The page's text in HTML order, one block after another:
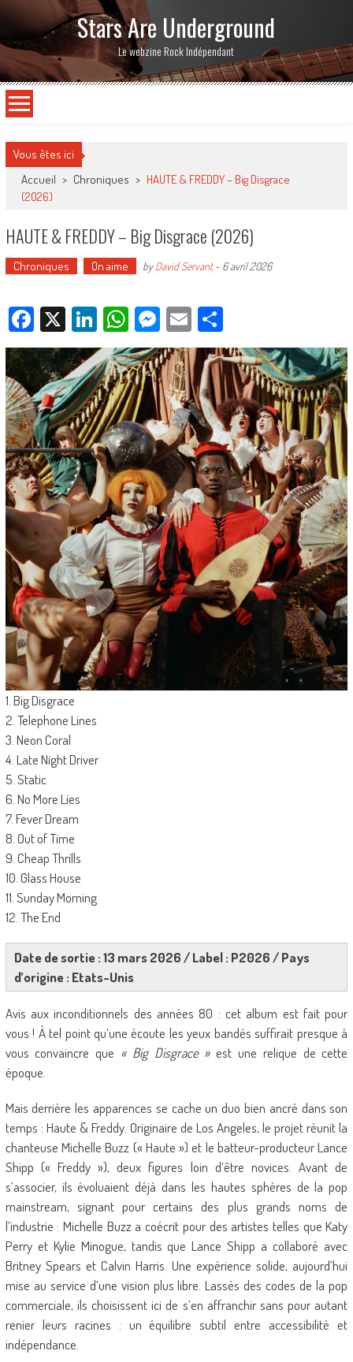
Stars Are Underground
Le webzine Rock Indépendant
Vous êtes ici
Accueil > Chroniques > HAUTE & FREDDY – Big Disgrace
(2026)
HAUTE & FREDDY – Big Disgrace (2026)
Chroniques On aime byDavid Servant- 6 avril 2026
Facebook
X LinkedIn
WhatsApp
Messenger
EmailPartager
1. Big Disgrace
2. Telephone Lines
3. Neon Coral
4. Late Night Driver
5. Static
6. No More Lies
7. Fever Dream
8. Out of Time
9. Cheap Thrills
10. Glass House
11. Sunday Morning
12. The End
Date de sortie : 13 mars 2026 / Label : P2026 / Pays
d’origine : Etats-Unis
Avis aux inconditionnels des années 80 : cet album est fait pour
vous ! À tel point qu’une écoute les yeux bandés suffirait presque à
vous convaincre que « Big Disgrace »est une relique de cette
époque.
Mais derrière les apparences se cache un duo bien ancré dans son
temps : Haute & Freddy. Originaire de Los Angeles, le projet réunit la
chanteuse Michelle Buzz (« Haute ») et le batteur-producteur Lance
Shipp (« Freddy »), deux figures loin d’être novices. Avant de
s’associer, ils évoluaient déjà dans les hautes sphères de la pop
mainstream, signant pour certains des plus grands noms de
l’industrie : Michelle Buzz a coécrit pour des artistes telles que Katy
Perry et Kylie Minogue, tandis que Lance Shipp a collaboré avec
Britney Spears et Calvin Harris. Une expérience solide, aujourd’hui
mise au service d’une vision plus libre. Lassés des codes de la pop
commerciale, ils choisissent ici de s’en affranchir sans pour autant
renier leurs racines : un équilibre subtil entre accessibilité et
indépendance.